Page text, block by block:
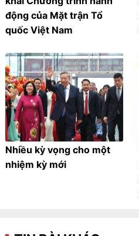
động của Mặt trận Tổ
quốc Việt Nam
Nhiều kỳ vọng cho một
nhiệm kỳ mới